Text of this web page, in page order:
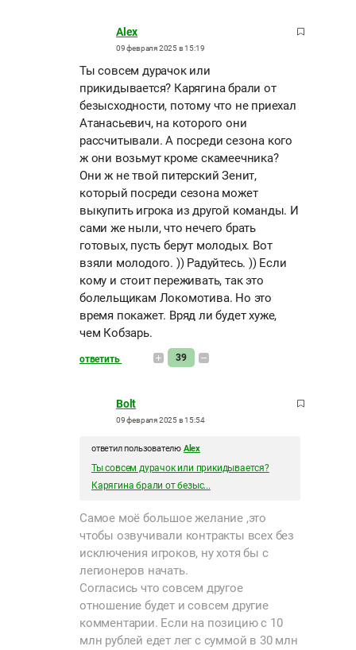
Alex
09 февраля 2025 в 15:19
Ты совсем дурачок или
прикидывается? Карягина брали от
безысходности, потому что не приехал
Атанасьевич, на которого они
рассчитывали. А посреди сезона кого
ж они возьмут кроме скамеечника?
Они ж не твой питерский Зенит,
который посреди сезона может
выкупить игрока из другой команды. И
сами же ныли, что нечего брать
готовых, пусть берут молодых. Вот
взяли молодого. )) Радуйтесь. )) Если
кому и стоит переживать, так это
болельщикам Локомотива. Но это
время покажет. Вряд ли будет хуже,
чем Кобзарь.
ответить 39
Bolt
09 февраля 2025 в 15:54
ответил пользователю Alex
Ты совсем дурачок или прикидывается?
Карягина брали от безыс...
Самое моё большое желание ,это
чтобы озвучивали контракты всех без
исключения игроков, ну хотя бы с
легионеров начать.
Согласись что совсем другое
отношение будет и совсем другие
комментарии. Если на позицию с 10
млн рублей едет лег с суммой в 30 млн